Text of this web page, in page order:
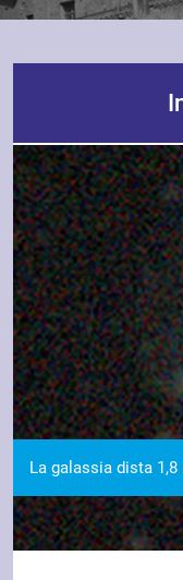
La galassia dista